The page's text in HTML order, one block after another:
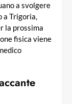
a svolgere
a Trigoria,
la prossima
fisica viene